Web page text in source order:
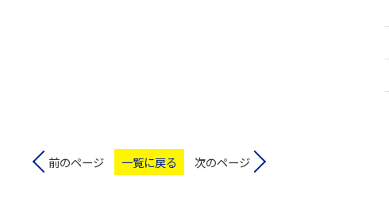
前のページ 一覧に戻る 次のページ